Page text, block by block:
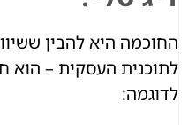
החוכמה היא להבין
לתוכנית העסקית – הוא
לדוגמה: